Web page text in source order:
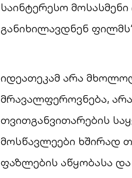
საინტერესო
განიხილავდნენ
იდეათეკამ არა
მრავალფეროვნება,
თვითგანვითარების
მოსწავლეები ხშირად
ფაზლების აწყობასა